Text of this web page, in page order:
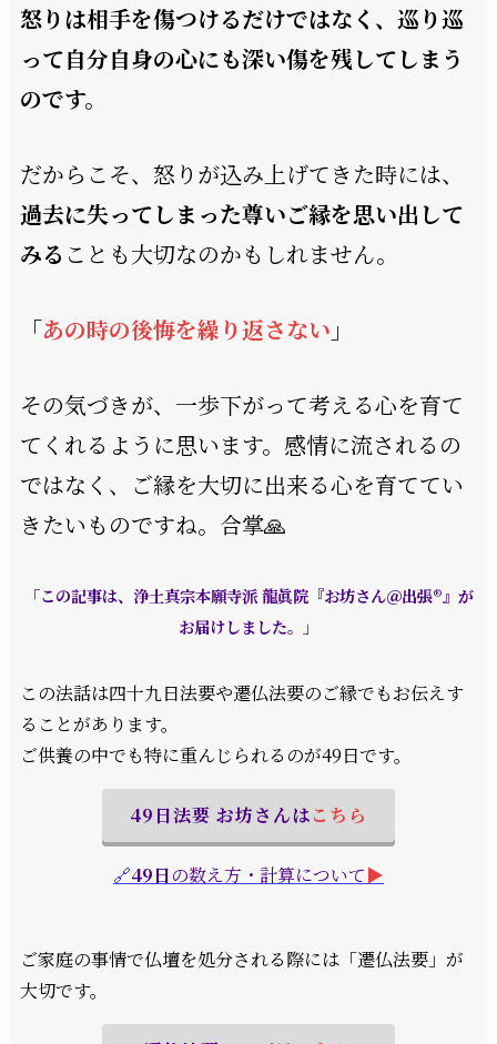
怒りは相手を傷つけるだけではなく、巡り巡
って自分自身の心にも深い傷を残してしまう
のです。
だからこそ、怒りが込み上げてきた時には、
過去に失ってしまった尊いご縁を思い出して
みる ことも大切なのかもしれません。
「あの時の後悔を繰り返さない 」
その気づきが、一歩下がって考える心を育て
てくれるように思います。感情に流されるの
ではなく、ご縁を大切に出来る心を育ててい
きたいものですね。合掌🙏
「この記事は、浄土真宗本願寺派 龍眞院『お坊さん＠出張®』が
お届けしました。」
この法話は四十九日法要や遷仏法要のご縁でもお伝えす
ることがあります。
ご供養の中でも特に重んじられるのが49日です。
49日法要 お坊さんはこちら
🔗49日の数え方・計算について▶︎
ご家庭の事情で仏壇を処分される際には「遷仏法要」が
大切です。